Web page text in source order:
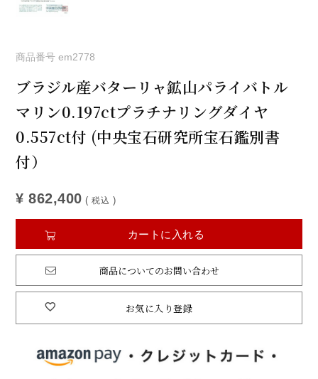
商品番号 em2778
ブラジル産バターリャ鉱山パライバトル
マリン0.197ctプラチナリングダイヤ
0.557ct付 (中央宝石研究所宝石鑑別書
付）
¥ 862,400 税込
お気に入り登録
カートに入れる
商品についてのお問い合わせ